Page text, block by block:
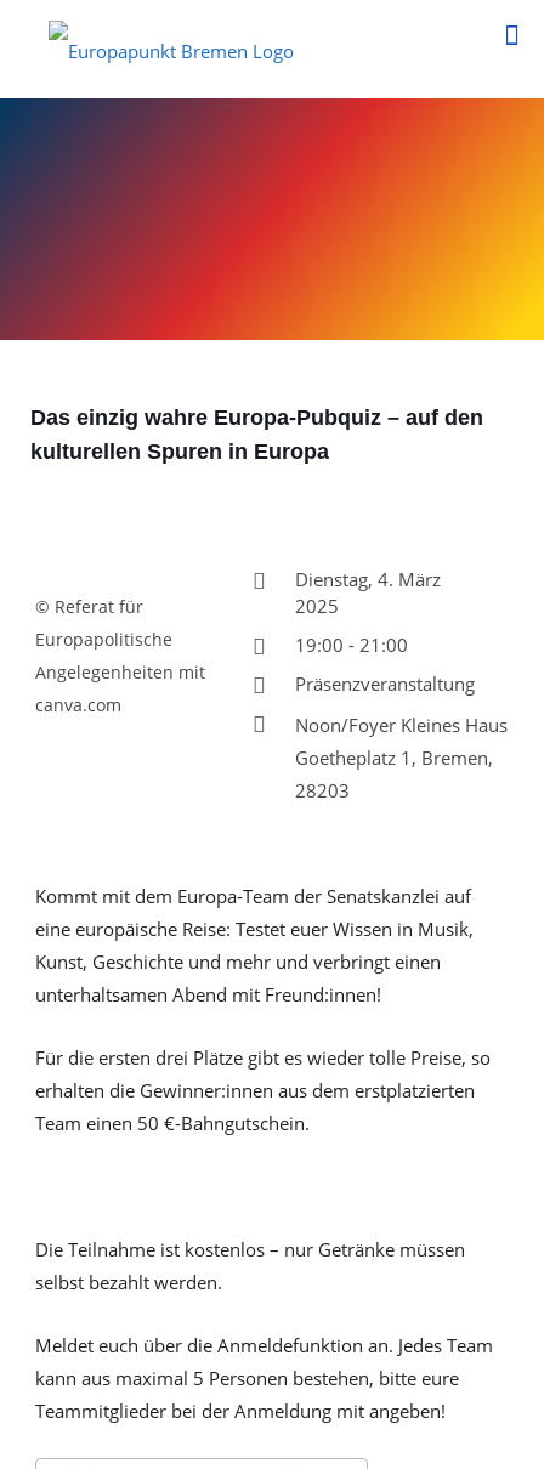
Das einzig wahre Europa-Pubquiz – auf den
kulturellen Spuren in Europa
© Referat für
Europapolitische
Angelegenheiten mit
canva.com
Dienstag, 4. März
2025
19:00 - 21:00
Präsenzveranstaltung
Noon/Foyer Kleines Haus
Goetheplatz 1, Bremen,
28203
Kommt mit dem Europa-Team der Senatskanzlei auf
eine europäische Reise: Testet euer Wissen in Musik,
Kunst, Geschichte und mehr und verbringt einen
unterhaltsamen Abend mit Freund:innen!
Für die ersten drei Plätze gibt es wieder tolle Preise, so
erhalten die Gewinner:innen aus dem erstplatzierten
Team einen 50 €-Bahngutschein.
Die Teilnahme ist kostenlos – nur Getränke müssen
selbst bezahlt werden.
Meldet euch über die Anmeldefunktion an. Jedes Team
kann aus maximal 5 Personen bestehen, bitte eure
Teammitglieder bei der Anmeldung mit angeben!